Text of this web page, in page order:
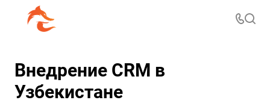
Внедрение CRM в
Узбекистане